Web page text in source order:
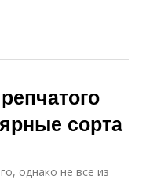
сорта
однако не все из